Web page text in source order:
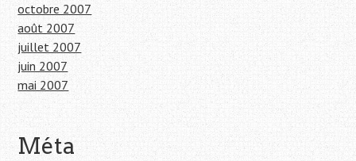
octobre 2007
août 2007
juillet 2007
juin 2007
mai 2007
Méta